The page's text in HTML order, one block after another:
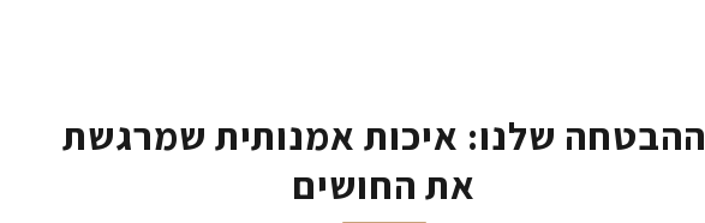
ההבטחה שלנו: איכות אמנותית שמרגשת
את החושים